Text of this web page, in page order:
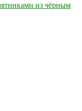
из чёрным